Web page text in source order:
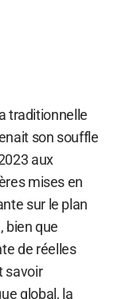
traditionnelle
son souffle
aux
mises en
sur le plan
bien que
de réelles
savoir
global, la